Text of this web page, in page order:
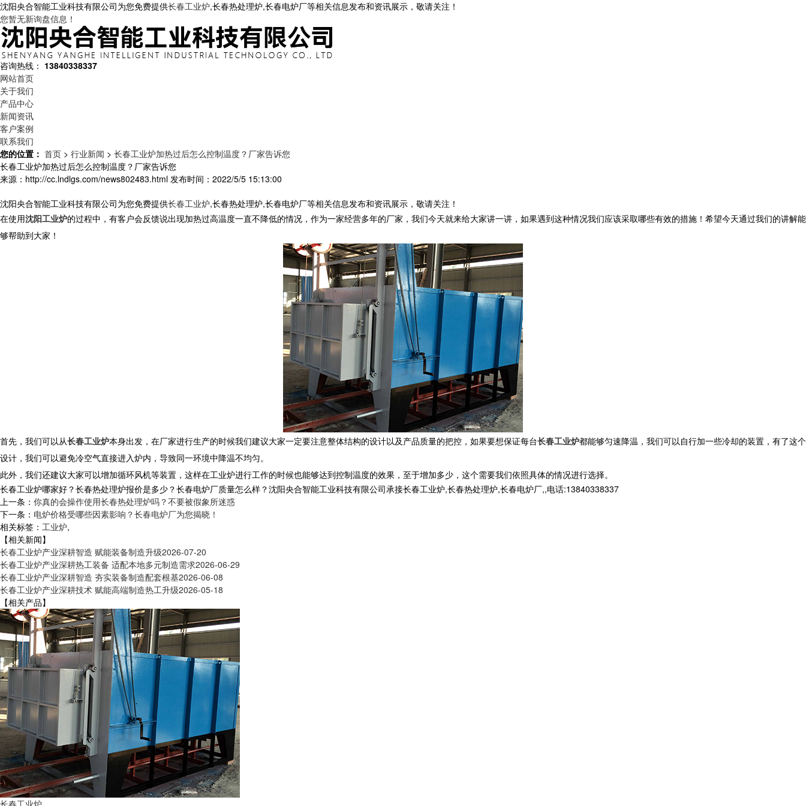
沈阳央合智能工业科技有限公司为您免费提供长春工业炉,长春热处理炉,长春电炉厂等相关信息发布和资讯展示，敬请关注！
您暂无新询盘信息！
咨询热线： 13840338337
网站首页
关于我们
产品中心
新闻资讯
客户案例
联系我们
您的位置： 首页 > 行业新闻 > 长春工业炉加热过后怎么控制温度？厂家告诉您
长春工业炉加热过后怎么控制温度？厂家告诉您
来源：http://cc.lndlgs.com/news802483.html 发布时间：2022/5/5 15:13:00
沈阳央合智能工业科技有限公司为您免费提供长春工业炉,长春热处理炉,长春电炉厂等相关信息发布和资讯展示，敬请关注！
在使用沈阳工业炉的过程中，有客户会反馈说出现加热过高温度一直不降低的情况，作为一家经营多年的厂家，我们今天就来给大家讲一讲，如果遇到这种情况我们应该采取哪些有效的措施！希望今天通过我们的讲解能
够帮助到大家！
首先，我们可以从长春工业炉本身出发，在厂家进行生产的时候我们建议大家一定要注意整体结构的设计以及产品质量的把控，如果要想保证每台长春工业炉都能够匀速降温，我们可以自行加一些冷却的装置，有了这个
设计，我们可以避免冷空气直接进入炉内，导致同一环境中降温不均匀。
此外，我们还建议大家可以增加循环风机等装置，这样在工业炉进行工作的时候也能够达到控制温度的效果，至于增加多少，这个需要我们依照具体的情况进行选择。
长春工业炉哪家好？长春热处理炉报价是多少？长春电炉厂质量怎么样？沈阳央合智能工业科技有限公司承接长春工业炉,长春热处理炉,长春电炉厂,,电话:13840338337
上一条： 你真的会操作使用长春热处理炉吗？不要被假象所迷惑
下一条： 电炉价格受哪些因素影响？长春电炉厂为您揭晓！
相关标签： 工业炉,
【相关新闻】
长春工业炉产业深耕智造 赋能装备制造升级2026-07-20
长春工业炉产业深耕热工装备 适配本地多元制造需求2026-06-29
长春工业炉产业深耕智造 夯实装备制造配套根基2026-06-08
长春工业炉产业深耕技术 赋能高端制造热工升级2026-05-18
【相关产品】
长春工业炉